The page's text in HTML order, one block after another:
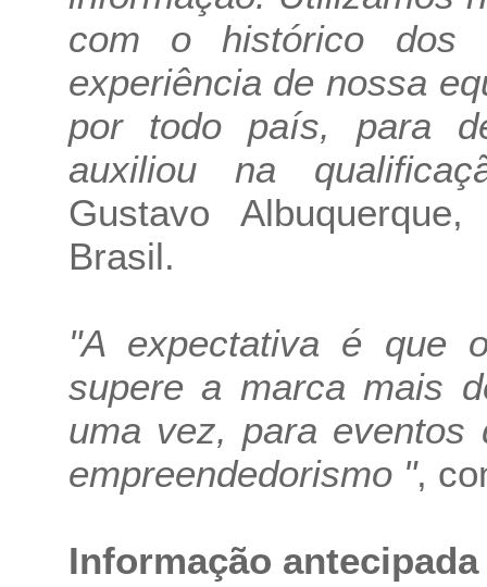
com o histórico dos
experiência de nossa
por todo país, para
auxiliou na
Gustavo Albuquerque,
Brasil.
"A expectativa é que
supere a marca mais
uma vez, para eventos
empreendedorismo ",
Informação antecipada